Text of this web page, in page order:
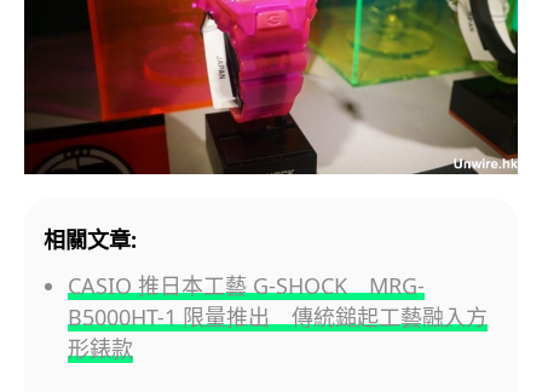
相關文章:
CASIO 推日本工藝 G-SHOCK MRG-
B5000HT-1 限量推出 傳統鎚起工藝融入方
形錶款